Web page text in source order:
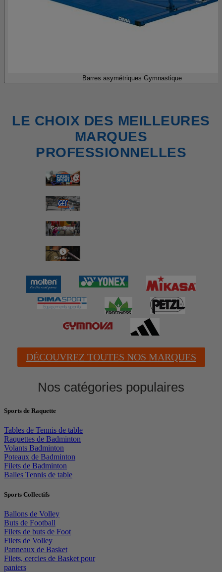
Barres asymétriques Gymnastique
LE CHOIX DES MEILLEURES
MARQUES
PROFESSIONNELLES
DÉCOUVREZ TOUTES NOS MARQUES
Nos catégories populaires
Sports de Raquette
Tables de Tennis de table
Raquettes de Badminton
Volants Badminton
Poteaux de Badminton
Filets de Badminton
Balles Tennis de table
Sports Collectifs
Ballons de Volley
Buts de Football
Filets de buts de Foot
Filets de Volley
Panneaux de Basket
Filets, cercles de Basket pour
paniers